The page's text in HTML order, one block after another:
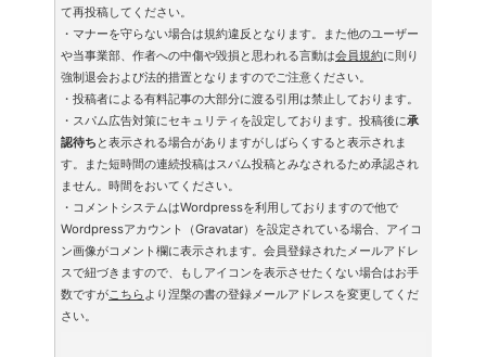
て再投稿してください。
・マナーを守らない場合は規約違反となります。また他のユーザー
や当事業部、作者への中傷や毀損と思われる言動は会員規約に則り
強制退会および法的措置となりますのでご注意ください。
・投稿者による有料記事の大部分に渡る引用は禁止しております。
・スパム広告対策にセキュリティを設定しております。投稿後に承
認待ち と表示される場合がありますがしばらくすると表示されま
す。また短時間の連続投稿はスパム投稿とみなされるため承認され
ません。時間をおいてください。
・コメントシステムはWordpressを利用しておりますので他で
Wordpressアカウント（Gravatar）を設定されている場合、アイコ
ン画像がコメント欄に表示されます。会員登録されたメールアドレ
スで紐づきますので、もしアイコンを表示させたくない場合はお手
数ですがこちらより涅槃の書の登録メールアドレスを変更してくだ
さい。